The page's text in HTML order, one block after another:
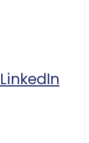
LinkedIn